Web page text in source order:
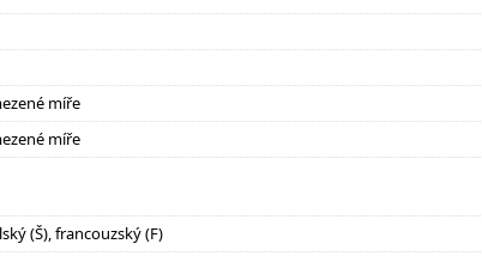
míře
míře
(Š), francouzský (F)